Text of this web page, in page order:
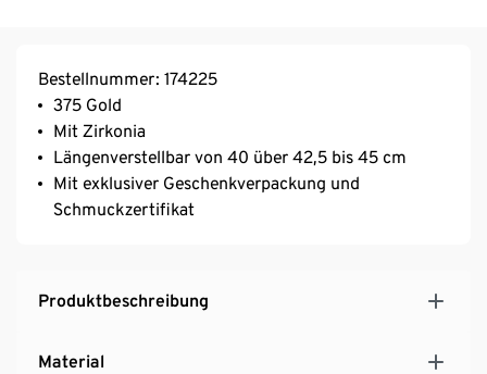
Bestellnummer: 174225
375 Gold
Mit Zirkonia
Längenverstellbar von 40 über 42,5 bis 45 cm
Mit exklusiver Geschenkverpackung und
Schmuckzertifikat
Produktbeschreibung
Material